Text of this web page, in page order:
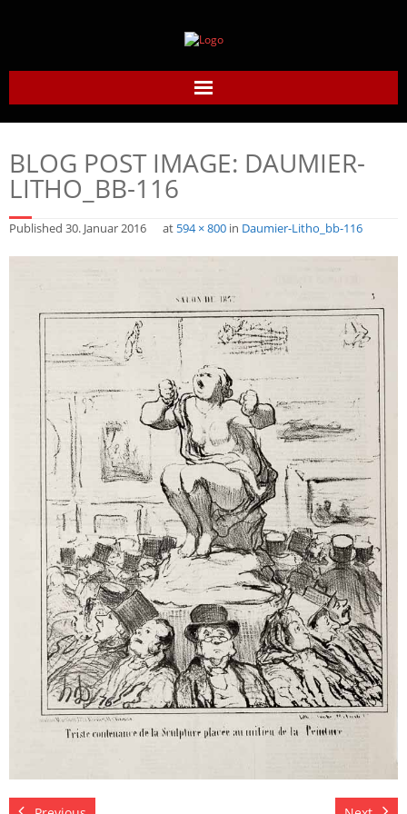
Home
Daumier-Gesellschaft
Daumier heute
Links
Kontakt
BLOG POST IMAGE: DAUMIER-
LITHO_BB-116
Published 30. Januar 2016 at 594 × 800 in Daumier-Litho_bb-116